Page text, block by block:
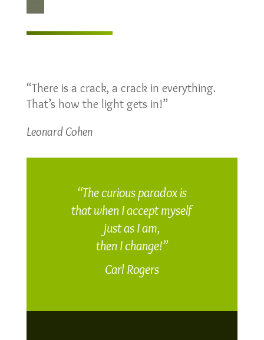
“There is a crack, a crack in everything.
That’s how the light gets in!”
Leonard Cohen
“The curious paradox is
that when Iaccept myself
just as I am,
then I change!”
Carl Rogers